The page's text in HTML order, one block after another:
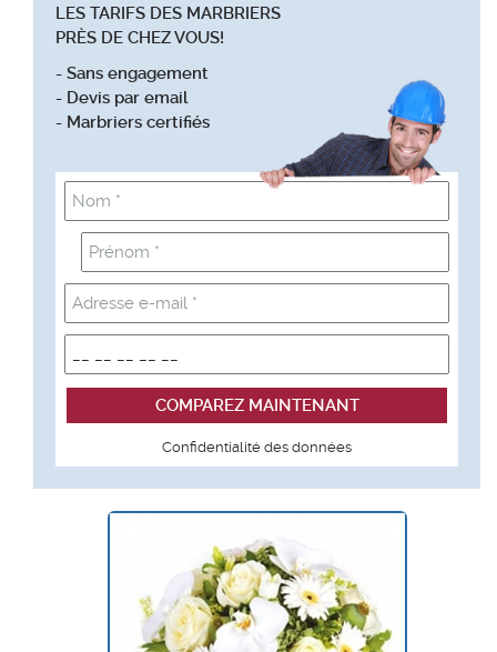
LES TARIFS DES MARBRIERS
PRÈS DE CHEZ VOUS!
- Sans engagement
- Devis par email
- Marbriers certifiés
Confidentialité des données